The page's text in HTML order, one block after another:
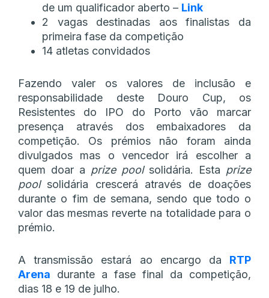
de um qualificador aberto – Link
2 vagas destinadas aos finalistas da
primeira fase da competição
14 atletas convidados
Fazendo valer os valores de inclusão e
responsabilidade deste Douro Cup, os
Resistentes do IPO do Porto vão marcar
presença através dos embaixadores da
competição. Os prémios não foram ainda
divulgados mas o vencedor irá escolher a
quem doar a prize poolsolidária. Esta prize
poolsolidária crescerá através de doações
durante o fim de semana, sendo que todo o
valor das mesmas reverte na totalidade para o
prémio.
A transmissão estará ao encargo da RTP
Arena durante a fase final da competição,
dias 18 e 19 de julho.